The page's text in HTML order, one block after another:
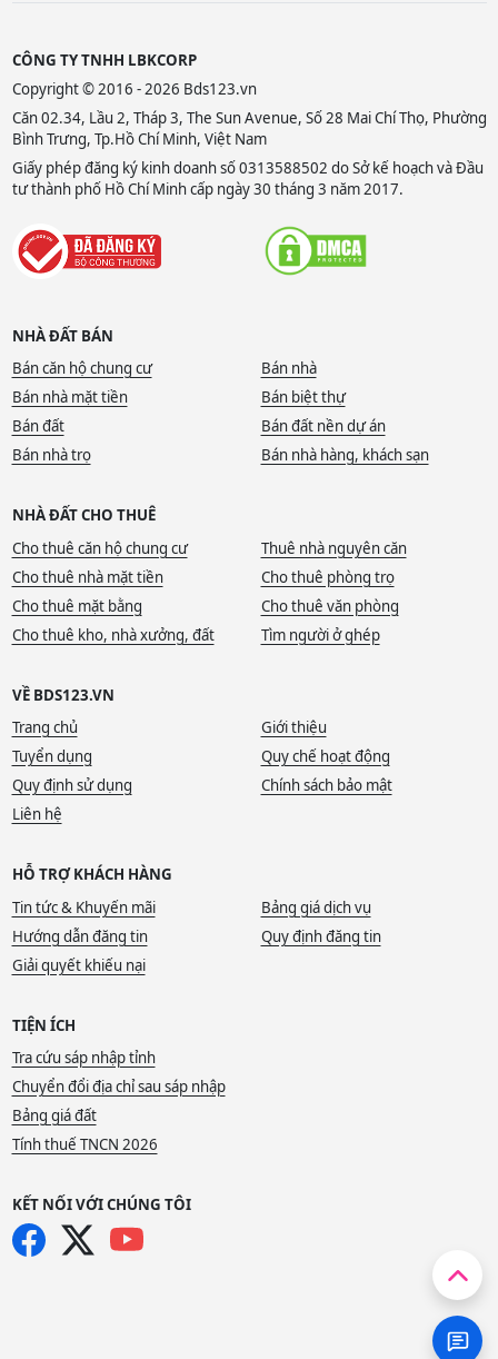
CÔNG TY TNHH LBKCORP
Copyright © 2016 - 2026 Bds123.vn
Căn 02.34, Lầu 2, Tháp 3, The Sun Avenue, Số 28 Mai Chí Thọ, Phường
Bình Trưng, Tp.Hồ Chí Minh, Việt Nam
Giấy phép đăng ký kinh doanh số 0313588502 do Sở kế hoạch và Đầu
tư thành phố Hồ Chí Minh cấp ngày 30 tháng 3 năm 2017.
NHÀ ĐẤT BÁN
Bán căn hộ chung cư
Bán nhà
Bán nhà mặt tiền
Bán biệt thự
Bán đất
Bán đất nền dự án
Bán nhà trọ
Bán nhà hàng, khách sạn
NHÀ ĐẤT CHO THUÊ
Cho thuê căn hộ chung cư
Thuê nhà nguyên căn
Cho thuê nhà mặt tiền
Cho thuê phòng trọ
Cho thuê mặt bằng
Cho thuê văn phòng
Cho thuê kho, nhà xưởng, đất
Tìm người ở ghép
VỀ BDS123.VN
Trang chủ
Giới thiệu
Tuyển dụng
Quy chế hoạt động
Quy định sử dụng
Chính sách bảo mật
Liên hệ
HỖ TRỢ KHÁCH HÀNG
Tin tức & Khuyến mãi
Bảng giá dịch vụ
Hướng dẫn đăng tin
Quy định đăng tin
Giải quyết khiếu nại
TIỆN ÍCH
Tra cứu sáp nhập tỉnh
Chuyển đổi địa chỉ sau sáp nhập
Bảng giá đất
Tính thuế TNCN 2026
KẾT NỐI VỚI CHÚNG TÔI